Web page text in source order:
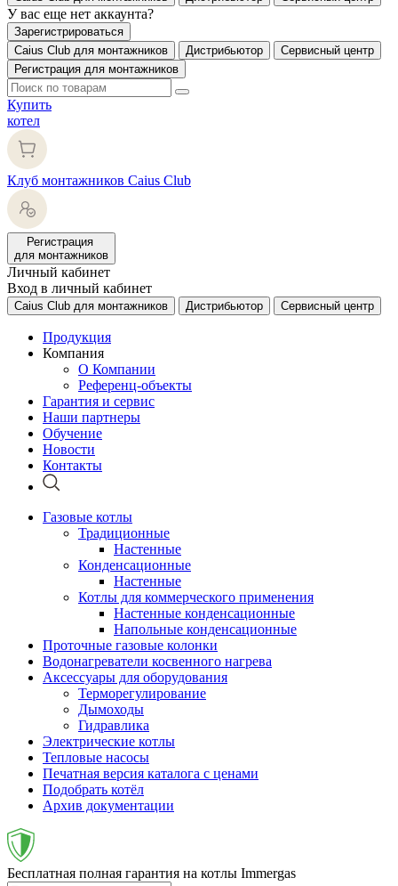
У вас еще нет аккаунта?
Зарегистрироваться
Caius Club для монтажников
Дистрибьютор
Сервисный центр
Регистрация для монтажников
Купить
котел
Клуб монтажников Caius Club
Регистрация
для монтажников
Личный кабинет
Вход в личный кабинет
Caius Club для монтажников Дистрибьютор Сервисный центр
Продукция
Компания
О Компании
Референц-объекты
Гарантия и сервис
Наши партнеры
Обучение
Новости
Контакты
Газовые котлы
Традиционные
Настенные
Конденсационные
Настенные
Котлы для коммерческого применения
Настенные конденсационные
Напольные конденсационные
Проточные газовые колонки
Водонагреватели косвенного нагрева
Аксессуары для оборудования
Терморегулирование
Дымоходы
Гидравлика
Электрические котлы
Тепловые насосы
Печатная версия каталога с ценами
Подобрать котёл
Архив документации
Бесплатная полная гарантия на котлы Immergas